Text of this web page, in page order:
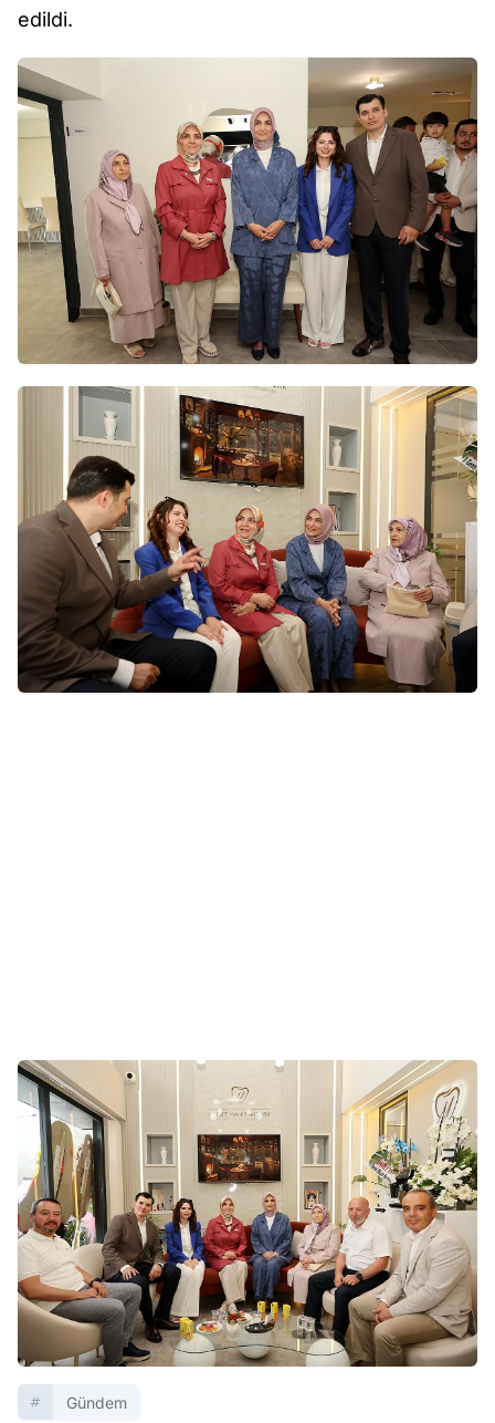
edildi.
Gündem